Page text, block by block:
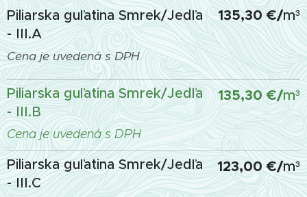
Piliarska guľatina Smrek/Jedľa
- III.A
Cena je uvedená s DPH
135,30 €/m³
Piliarska guľatina Smrek/Jedľa
- III.B
Cena je uvedená s DPH
135,30 €/m³
Piliarska guľatina Smrek/Jedľa
- III.C
123,00 €/m³